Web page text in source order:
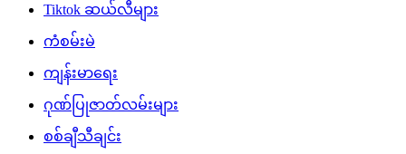
Tiktok ဆယ်လီများ
ကံစမ်းမဲ
ကျန်းမာရေး
ဂုဏ်ပြုဇာတ်လမ်းများ
စစ်ချီသီချင်း